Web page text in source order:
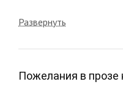
Развернуть
Пожелания в прозе